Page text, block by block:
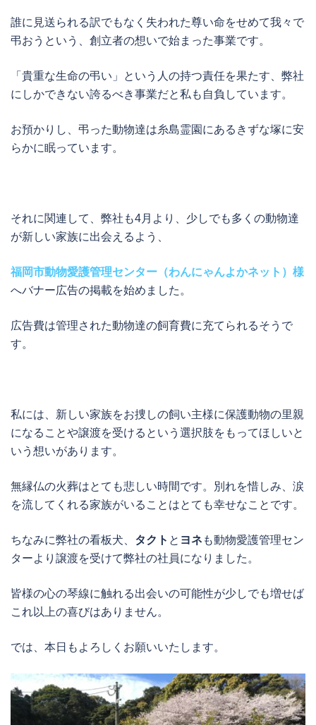
誰に見送られる訳でもなく失われた尊い命をせめて我々で
弔おうという、創立者の想いで始まった事業です。
「貴重な生命の弔い」という人の持つ責任を果たす、弊社
にしかできない誇るべき事業だと私も自負しています。
お預かりし、弔った動物達は糸島霊園にあるきずな塚に安
らかに眠っています。
それに関連して、弊社も4月より、少しでも多くの動物達
が新しい家族に出会えるよう、
福岡市動物愛護管理センター（わんにゃんよかネット）様
へバナー広告の掲載を始めました。
広告費は管理された動物達の飼育費に充てられるそうで
す。
私には、新しい家族をお捜しの飼い主様に保護動物の里親
になることや譲渡を受けるという選択肢をもってほしいと
いう想いがあります。
無縁仏の火葬はとても悲しい時間です。別れを惜しみ、涙
を流してくれる家族がいることはとても幸せなことです。
ちなみに弊社の看板犬、 タクト と ヨネ も動物愛護管理セン
ターより譲渡を受けて弊社の社員になりました。
皆様の心の琴線に触れる出会いの可能性が少しでも増せば
これ以上の喜びはありません。
では、本日もよろしくお願いいたします。